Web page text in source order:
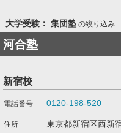
大学受験： 集団塾の絞り込み
河合塾
新宿校
0120-198-520
東京都新宿区西新